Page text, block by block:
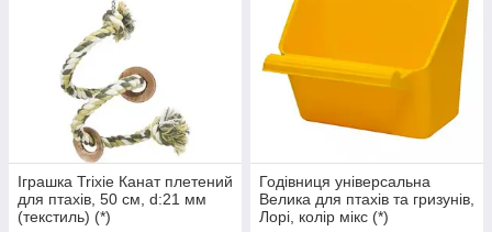
Іграшка Trixie Канат плетений
для птахів, 50 см, d:21 мм
(текстиль) (*)
Годівниця універсальна
Велика для птахів та гризунів,
Лорі, колір мікс (*)